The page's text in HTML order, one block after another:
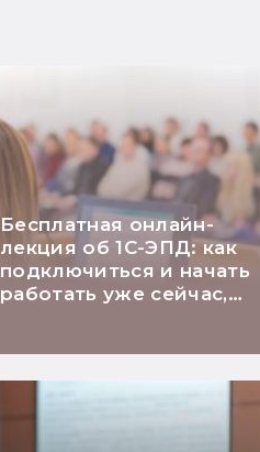
Бесплатная онлайн-
лекция об 1С-ЭПД: как
подключиться и начать
работать уже сейчас,